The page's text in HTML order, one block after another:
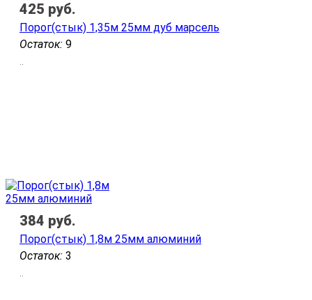
Остаток: 9
Порог(стык) 1,35м 25мм дуб марсель
..
425 руб.
Остаток: 3
Порог(стык) 1,8м 25мм алюминий
..
384 руб.